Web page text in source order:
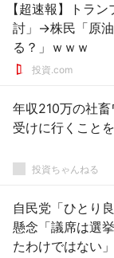
【超速報】トラ
討」→株民「原
る？」ｗｗｗ
投資.com
年収210万の社
受けに行くこと
投資ちゃんねる
自民党「ひとり
懸念「議席は選
たわけではない